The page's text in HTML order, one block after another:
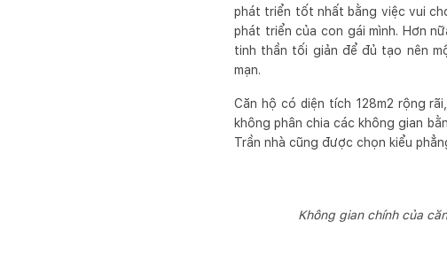
phát triển tốt nhất bằng việc vui
phát triển của con gái mình. Hơn
tinh thần tối giản để đủ tạo nên
mạn.
Căn hộ có diện tích 128m2 rộng
không phân chia các không gian
Trần nhà cũng được chọn kiểu
Không gian chính của